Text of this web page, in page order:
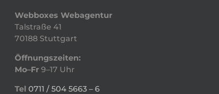
Webboxes Webagentur
Talstraße 41
70188 Stuttgart
Öffnungszeiten:
Mo–Fr 9–17 Uhr
Tel 0711 / 504 5663 – 6